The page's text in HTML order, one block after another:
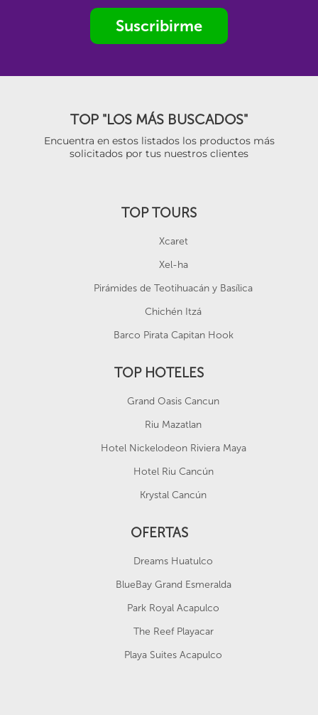
Suscribirme
TOP "LOS MÁS BUSCADOS"
Encuentra en estos listados los productos más
solicitados por tus nuestros clientes
TOP TOURS
Xcaret
Xel-ha
Pirámides de Teotihuacán y Basílica
Chichén Itzá
Barco Pirata Capitan Hook
TOP HOTELES
Grand Oasis Cancun
Riu Mazatlan
Hotel Nickelodeon Riviera Maya
Hotel Riu Cancún
Krystal Cancún
OFERTAS
Dreams Huatulco
BlueBay Grand Esmeralda
Park Royal Acapulco
The Reef Playacar
Playa Suites Acapulco